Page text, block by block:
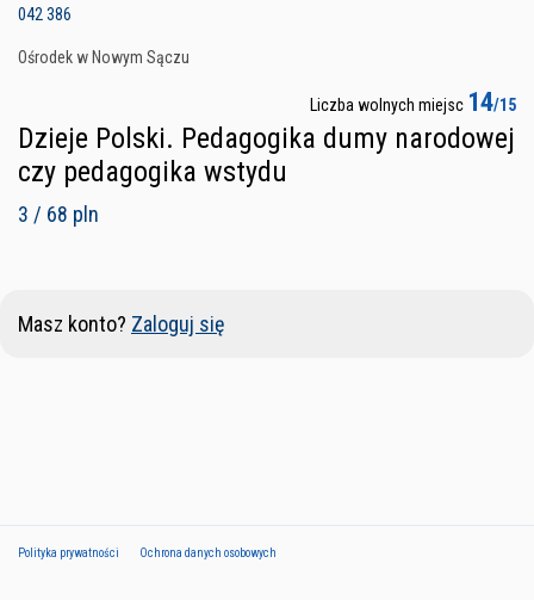
042 386
Ośrodek w Nowym Sączu
Liczba wolnych miejsc 14/15
Dzieje Polski. Pedagogika dumy narodowej
czy pedagogika wstydu
3 / 68 pln
Masz konto? Zaloguj się
Polityka prywatności Ochrona danych osobowych